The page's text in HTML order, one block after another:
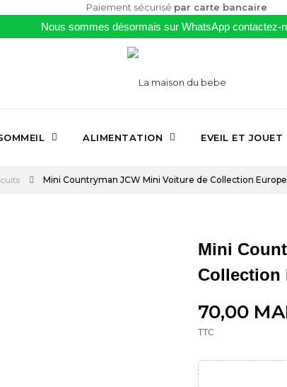
Paiement sécurisé par carte bancaire
Nous sommes désormais sur WhatsApp contactez-
ALIMENTATION EVEIL ET JOUET
Mini Countryman JCW Mini Voiture de Collection
Mini
Collection
70,00
TTC